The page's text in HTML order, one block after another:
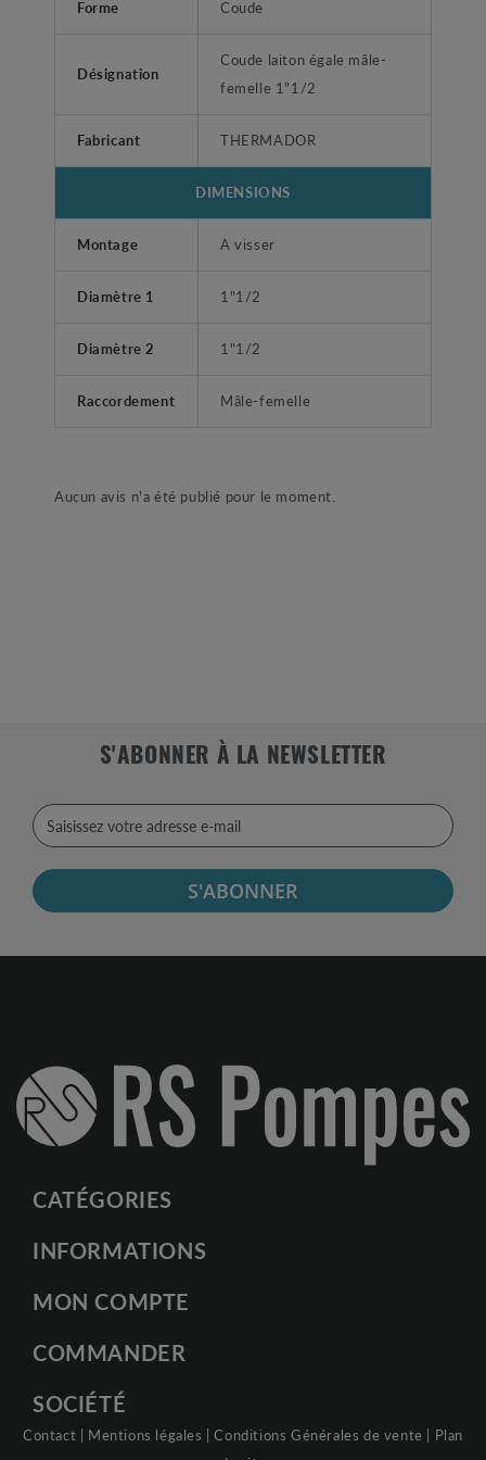
Forme Coude
Désignation
Coude laiton égale mâle-
femelle 1"1/2
Fabricant THERMADOR
DIMENSIONS
Montage A visser
Diamètre 1 1"1/2
Diamètre 2 1"1/2
Raccordement Mâle-femelle
Aucun avis n'a été publié pour le moment.
S'ABONNER À LA NEWSLETTER
S'ABONNER
CATÉGORIES
INFORMATIONS
MON COMPTE
COMMANDER
SOCIÉTÉ
Contact | Mentions légales |Conditions Générales de vente | Plan